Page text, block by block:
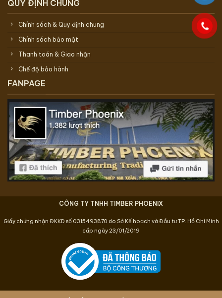
QUY ĐỊNH CHUNG
Chính sách & Quy định chung
Chính sách bảo mật
Thanh toán & Giao nhận
Chế độ bảo hành
FANPAGE
CÔNG TY TNHH TIMBER PHOENIX
Giấy chứng nhận ĐKKD số 0315493870 do Sở Kế hoạch và Đầu tư TP. Hồ Chí Minh
cấp ngày 23/01/2019